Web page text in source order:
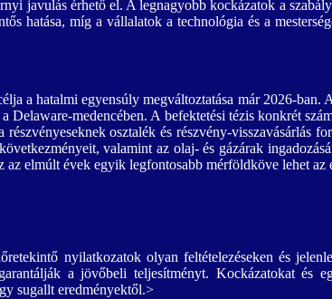
javulás érhető el. A legnagyobb kockázatok a
hatása, míg a vállalatok a technológia és a
a hatalmi egyensúly megváltoztatása már 2026-
medencében. A befektetési tézis konkrét
osztalék és részvény-visszavásárlás
valamint az olaj- és gázárak
elmúlt évek egyik legfontosabb mérföldköve lehet
nyilatkozatok olyan feltételezéseken és
a jövőbeli teljesítményt. Kockázatokat és
sugallt eredményektől.>